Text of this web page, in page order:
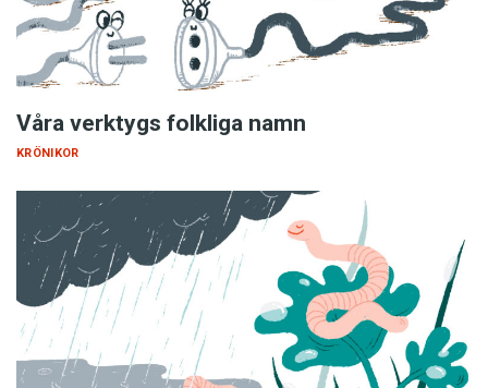
Våra verktygs folkliga namn
KRÖNIKOR